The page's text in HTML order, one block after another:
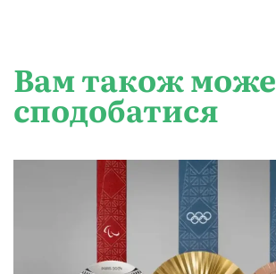
Вам також може
сподобатися